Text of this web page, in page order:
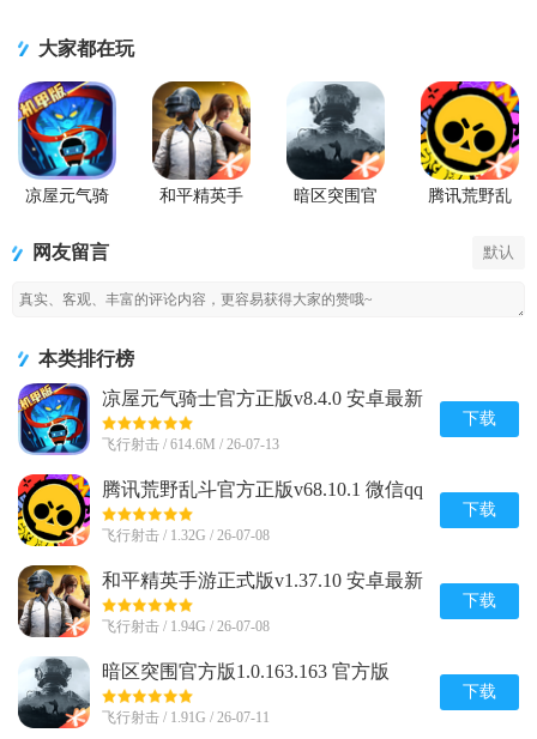
大家都在玩
凉屋元气骑
和平精英手
暗区突围官
腾讯荒野乱
网友留言 默认
本类排行榜
凉屋元气骑士官方正版v8.4.0 安卓最新
版
飞行射击 / 614.6M / 26-07-13
下载
腾讯荒野乱斗官方正版v68.10.1 微信qq
登录版
飞行射击 / 1.32G / 26-07-08
下载
和平精英手游正式版v1.37.10 安卓最新
版
飞行射击 / 1.94G / 26-07-08
下载
暗区突围官方版1.0.163.163 官方版
飞行射击 / 1.91G / 26-07-11
下载